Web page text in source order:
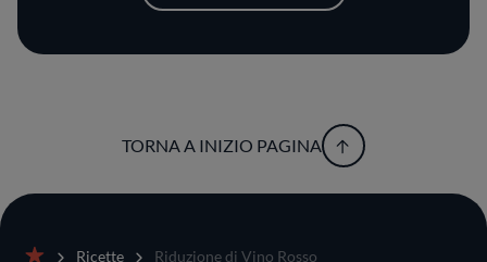
TORNA A INIZIO PAGINA
Ricette Riduzione di Vino Rosso